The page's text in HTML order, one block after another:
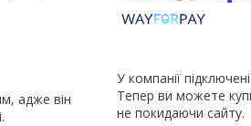
адже він
У компанії
Тепер ви можете
не покидаючи сайту.